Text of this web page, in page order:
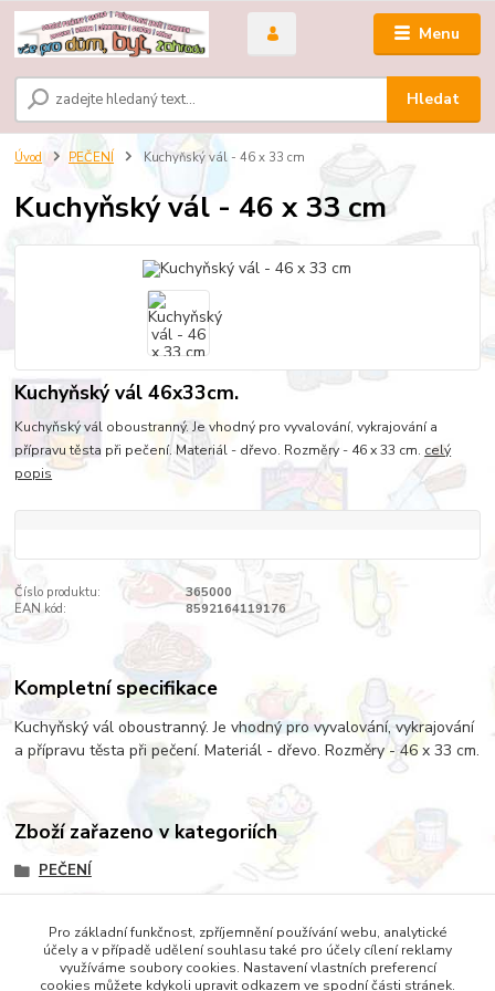
Menu
Hledat
Úvod PEČENÍ Kuchyňský vál - 46 x 33 cm
Kuchyňský vál - 46 x 33 cm
Kuchyňský vál 46x33cm.
Kuchyňský vál oboustranný. Je vhodný pro vyvalování, vykrajování a
přípravu těsta při pečení. Materiál - dřevo. Rozměry - 46 x 33 cm. celý
popis
Číslo produktu:
365000
EAN kód:
8592164119176
Kompletní specifikace
Kuchyňský vál oboustranný. Je vhodný pro vyvalování, vykrajování
a přípravu těsta při pečení. Materiál - dřevo. Rozměry - 46 x 33 cm.
Zboží zařazeno v kategoriích
PEČENÍ
DOPLŇKY
Pro základní funkčnost, zpříjemnění používání webu, analytické
účely a v případě udělení souhlasu také pro účely cílení reklamy
využíváme soubory cookies. Nastavení vlastních preferencí
cookies můžete kdykoli upravit odkazem ve spodní části stránek.